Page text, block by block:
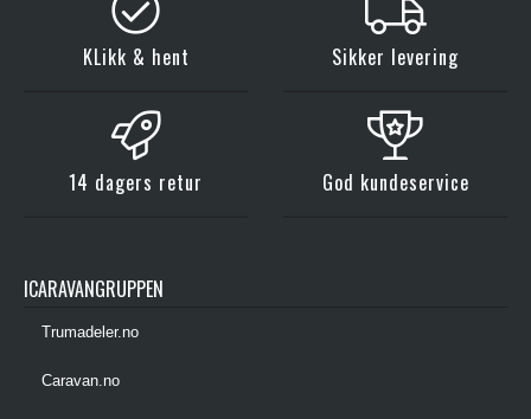
KLikk & hent Sikker levering
14 dagers retur God kundeservice
ICARAVANGRUPPEN
Trumadeler.no
Caravan.no